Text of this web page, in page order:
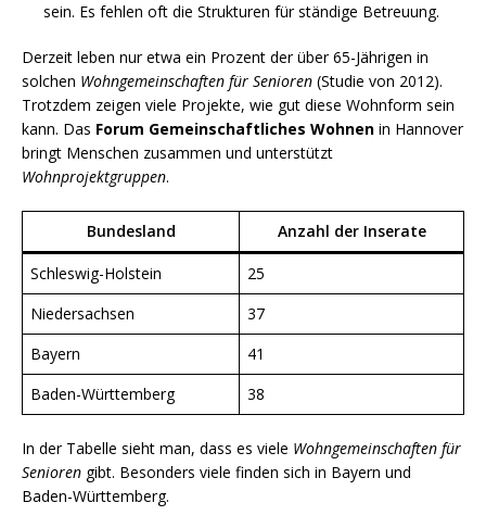
sein. Es fehlen oft die Strukturen für ständige Betreuung.
Derzeit leben nur etwa ein Prozent der über 65-Jährigen in
solchen Wohngemeinschaften für Senioren (Studie von 2012).
Trotzdem zeigen viele Projekte, wie gut diese Wohnform sein
kann. Das Forum Gemeinschaftliches Wohnen in Hannover
bringt Menschen zusammen und unterstützt
Wohnprojektgruppen.
Bundesland Anzahl der Inserate
Schleswig-Holstein
25
Niedersachsen
37
Bayern
41
Baden-Württemberg
38
In der Tabelle sieht man, dass es viele Wohngemeinschaften für
Senioren gibt. Besonders viele finden sich in Bayern und
Baden-Württemberg.